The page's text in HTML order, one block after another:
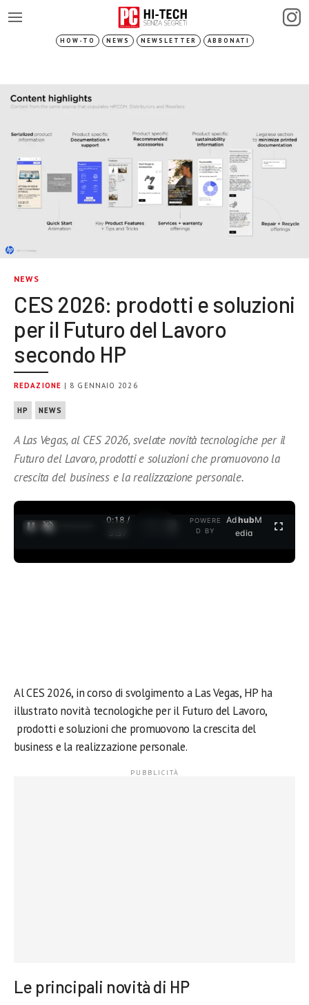
HOW-TO NEWS NEWSLETTER ABBONATI
NEWS
CES 2026: prodotti e soluzioni
per il Futuro del Lavoro
secondo HP
REDAZIONE | 8 GENNAIO 2026
HP NEWS
A Las Vegas, al CES 2026, svelate novità tecnologiche per il
Futuro del Lavoro, prodotti e soluzioni che promuovono la
crescita del business e la realizzazione personale.
0:18 /
3:37
POWERE
D BY
AdhubM
edia
Al CES 2026, in corso di svolgimento a Las Vegas, HP ha
illustrato novità tecnologiche per il Futuro del Lavoro,
prodotti e soluzioni che promuovono la crescita del
business e la realizzazione personale.
Le principali novità di HP